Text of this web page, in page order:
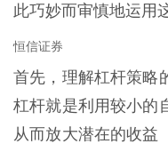
此巧妙而审慎地运用
恒信证券
首先，理解杠杆策略
杠杆就是利用较小的
从而放大潜在的收益